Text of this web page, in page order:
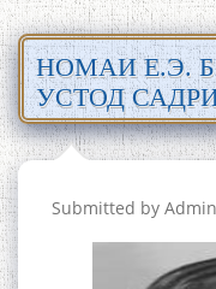
НОМАИ Е.Э.
УСТОД
Submitted by Admin